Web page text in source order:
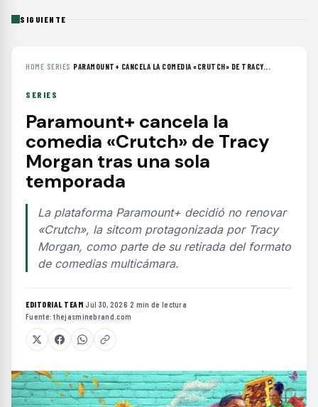
SIGUIENTE
HOME› SERIES ›PARAMOUNT+ CANCELA LA COMEDIA «CRUTCH» DE TRACY...
SERIES
Paramount+ cancela la
comedia «Crutch» de Tracy
Morgan tras una sola
temporada
La plataforma Paramount+ decidió no renovar
«Crutch», la sitcom protagonizada por Tracy
Morgan, como parte de su retirada del formato
de comedias multicámara.
EDITORIAL TEAM·Jul 30, 2026·2 min de lectura·
Fuente:thejasminebrand.com